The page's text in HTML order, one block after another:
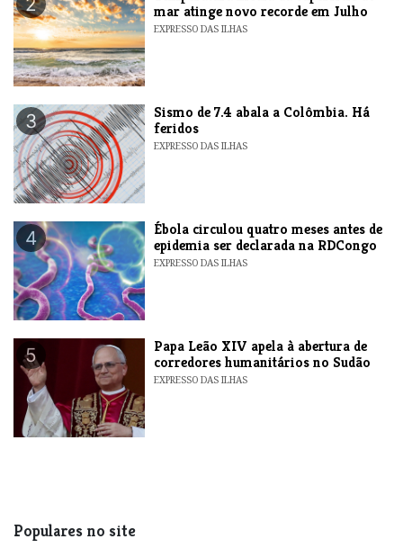
mar atinge novo recorde em Julho
EXPRESSO DAS ILHAS
3
Sismo de 7.4 abala a Colômbia. Há
feridos
EXPRESSO DAS ILHAS
4
Ébola circulou quatro meses antes de
epidemia ser declarada na RDCongo
EXPRESSO DAS ILHAS
5
​Papa Leão XIV apela à abertura de
corredores humanitários no Sudão
EXPRESSO DAS ILHAS
Populares no site